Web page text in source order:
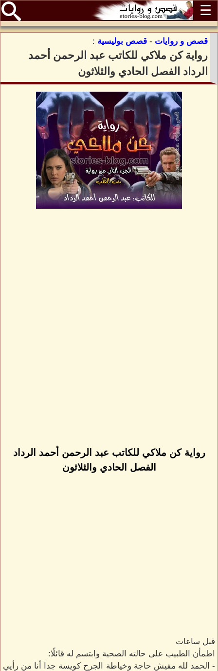
☰
قصص و روايات - قصص بوليسية :
رواية كن ملاكي للكاتب عبد الرحمن أحمد
الرداد الفصل الحادي والثلاثون
رواية كن ملاكي للكاتب عبد الرحمن أحمد الرداد
الفصل الحادي والثلاثون
قبل ساعات
اطمأن الطبيب على حالته الصحية وابتسم له قائلًا:
- الحمد لله مفيش حاجة وخياطة الجرح كويسة جدا أنا من رأيي